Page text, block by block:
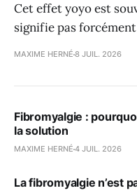
Cet effet yoyo est
signifie pas
MAXIME HERNÉ 8 JUIL. 2026
Fibromyalgie :
la solution
MAXIME HERNÉ 4 JUIL. 2026
La fibromyalgie n’est